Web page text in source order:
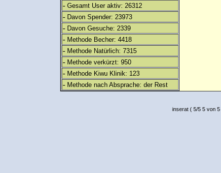
- Gesamt User aktiv: 26312
- Davon Spender: 23973
- Davon Gesuche: 2339
- Methode Becher: 4418
- Methode Natürlich: 7315
- Methode verkürzt: 950
- Methode Kiwu Klinik: 123
- Methode nach Absprache: der Rest
inserat( 5/5 5 von 5